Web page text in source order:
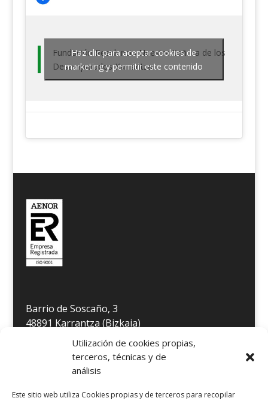
Utilización de cookies propias,
terceros, técnicas y de
análisis
Este sitio web utiliza Cookies propias y de terceros para recopilar
Fundación Residencia Nuestra Señora de los
Desamparados Karrantza
Haz clic para aceptar cookies de
marketing y permitir este contenido
Barrio de Soscaño, 3
48891 Karrantza (Bizkaia)
Télefono 946 806 349
info@residenciakarrantza.eus
AVISO LEGAL